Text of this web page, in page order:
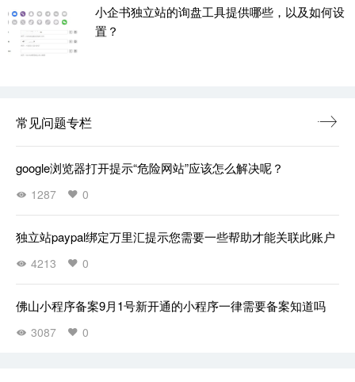
小企书独立站的询盘工具提供哪些，以及如何设
置？
常见问题专栏
google浏览器打开提示“危险网站”应该怎么解决呢？
1287 0
独立站paypal绑定万里汇提示您需要一些帮助才能关联此账户
4213 0
佛山小程序备案9月1号新开通的小程序一律需要备案知道吗
3087 0